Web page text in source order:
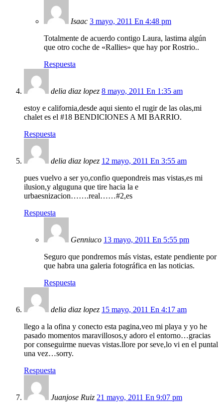
Isaac 3 mayo, 2011 En 4:48 pm
Totalmente de acuerdo contigo Laura, lastima algún
que otro coche de «Rallies» que hay por Rostrio..
Respuesta
delia diaz lopez 8 mayo, 2011 En 1:35 am
estoy e california,desde aqui siento el rugir de las olas,mi
chalet es el #18 BENDICIONES A MI BARRIO.
Respuesta
delia diaz lopez 12 mayo, 2011 En 3:55 am
pues vuelvo a ser yo,confio quepondreis mas vistas,es mi
ilusion,y alguguna que tire hacia la e
urbaesnizacion…….real……#2,es
Respuesta
Genniuco 13 mayo, 2011 En 5:55 pm
Seguro que pondremos más vistas, estate pendiente por
que habra una galeria fotográfica en las noticias.
Respuesta
delia diaz lopez 15 mayo, 2011 En 4:17 am
llego a la ofina y conecto esta pagina,veo mi playa y yo he
pasado momentos maravillosos,y adoro el entorno…gracias
por conseguirme nuevas vistas.llore por seve,lo vi en el puntal
una vez…sorry.
Respuesta
Juanjose Ruiz 21 mayo, 2011 En 9:07 pm